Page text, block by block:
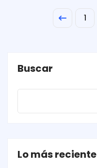
1
Buscar
Lo más reciente